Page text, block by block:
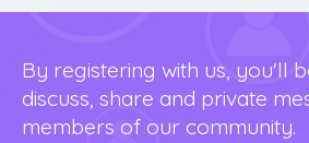
By registering with us, you'll
discuss, share and private
members of our community.